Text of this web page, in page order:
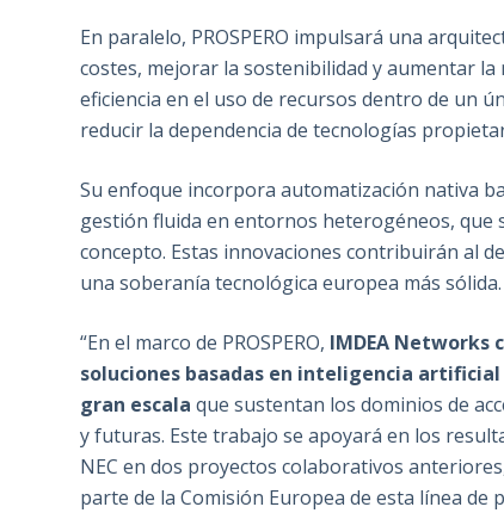
En paralelo, PROSPERO impulsará una
costes, mejorar la sostenibilidad y aumentar
eficiencia en el uso de recursos dentro de un
reducir la dependencia de tecnologías
Su enfoque incorpora automatización nativa
gestión fluida en entornos heterogéneos, que
concepto. Estas innovaciones contribuirán al
una soberanía tecnológica europea más sólida.
“En el marco de PROSPERO, IMDEA Networks
soluciones basadas en inteligencia
gran escala que sustentan los dominios de
y futuras. Este trabajo se apoyará en los
NEC en dos proyectos colaborativos
parte de la Comisión Europea de esta línea